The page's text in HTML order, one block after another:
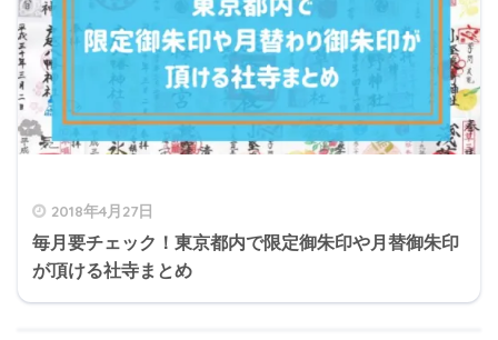
2018年4月27日
毎月要チェック！東京都内で限定御朱印や月替御朱印
が頂ける社寺まとめ